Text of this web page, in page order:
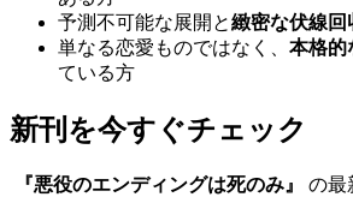
予測不可能な展開と緻密な伏線回
単なる恋愛ものではなく、 本格的
ている方
新刊を今すぐチェック
『悪役のエンディングは死のみ』
の最